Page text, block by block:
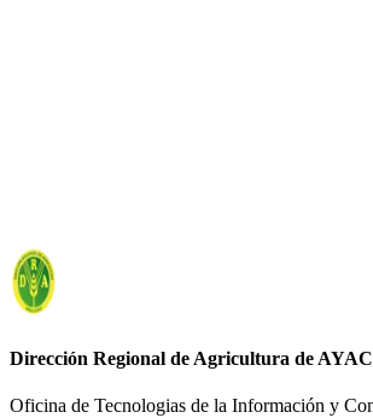
Ingresar al Sistema
Dirección Regional de Agricultura de
Oficina de Tecnologias de la Información y